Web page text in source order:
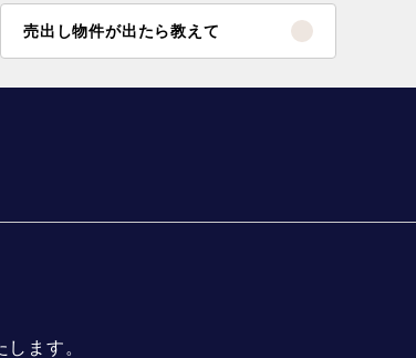
売出し物件が出たら教えて
ます。